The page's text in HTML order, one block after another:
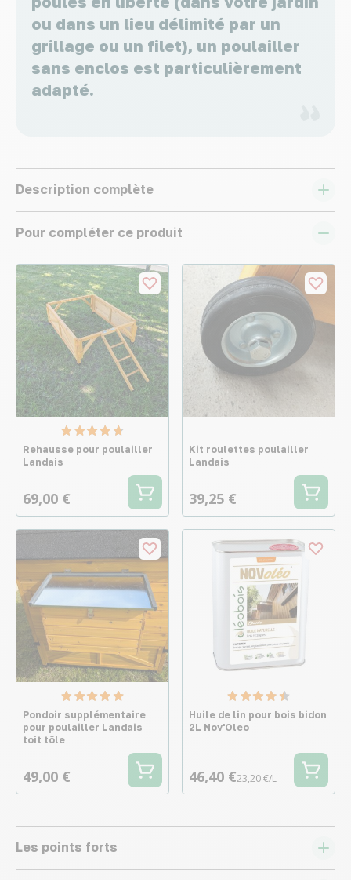
ou dans un lieu délimité par un
grillage ou un filet), un poulailler
sans enclos est particulièrement
adapté.
Description complète
Pour compléter ce produit
Rehausse pour poulailler
Landais
69,00 €
Kit roulettes poulailler
Landais
39,25 €
Pondoir supplémentaire
pour poulailler Landais
toit tôle
49,00 €
Huile de lin pour bois bidon
2L Nov'Oleo
46,40 €23,20 €/L
Les points forts